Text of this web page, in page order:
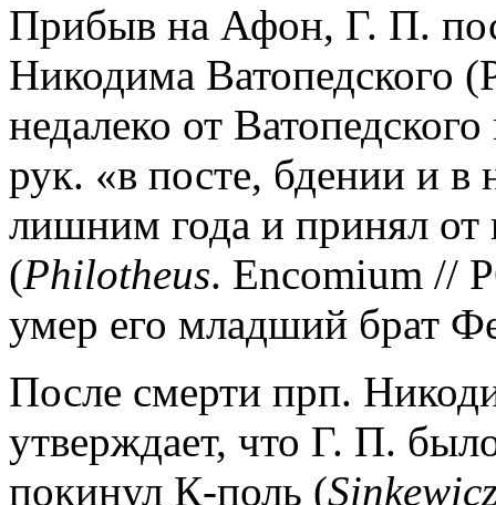
Прибыв на Афон, Г. П.
Никодима Ватопедского
недалеко от
рук. «в посте, бдении и в
лишним года и принял от
(Philotheus. Encomium //
умер его младший брат
После смерти прп.
утверждает, что Г. П.
покинул К-поль (